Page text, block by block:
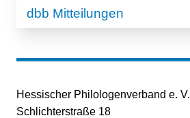
dbb Mitteilungen
Hessischer Philologenverband e. V.
Schlichterstraße 18